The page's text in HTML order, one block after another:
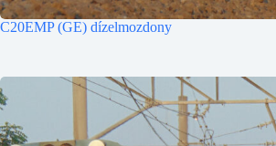
C20EMP (GE) dízelmozdony